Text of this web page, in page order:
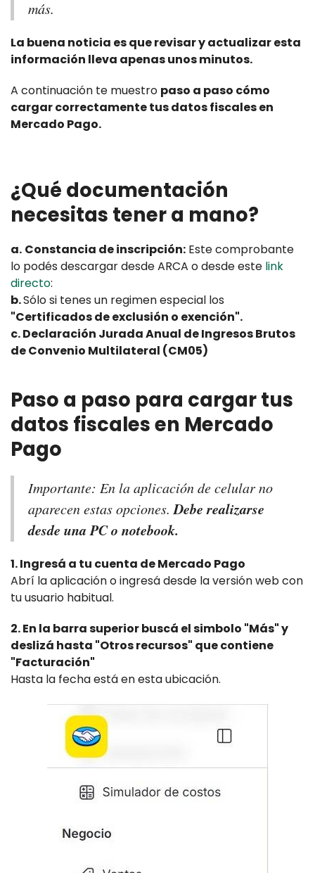
más.
La buena noticia es que revisar y actualizar esta
información lleva apenas unos minutos.
A continuación te muestro paso a paso cómo
cargar correctamente tus datos fiscales en
Mercado Pago.
¿Qué documentación
necesitas tener a mano?
a. Constancia de inscripción: Este comprobante
lo podés descargar desde ARCA o desde este link
directo:
b.Sólo si tenes un regimen especial los
"Certificados de exclusión o exención".
c. Declaración Jurada Anual de Ingresos Brutos
de Convenio Multilateral (CM05)
Paso a paso para cargar tus
datos fiscales en Mercado
Pago
Importante: En la aplicación de celular no
aparecen estas opciones. Debe realizarse
desde una PC o notebook.
1. Ingresá a tu cuenta de Mercado Pago
Abrí la aplicación o ingresá desde la versión web con
tu usuario habitual.
2. En la barra superior buscá el simbolo "Más" y
deslizá hasta "Otros recursos" que contiene
"Facturación"
Hasta la fecha está en esta ubicación.